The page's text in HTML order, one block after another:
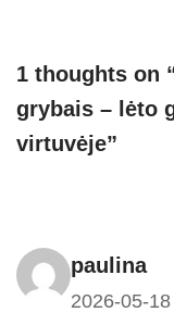
1 thoughts on
grybais – lėto
virtuvėje”
paulina
2026-05-